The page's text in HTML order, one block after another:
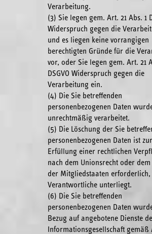
Verarbeitung.
(3) Sie legen gem. Art. 21 Abs. 1
Widerspruch gegen die
und es liegen keine vorrangigen
berechtigten Gründe für die
vor, oder Sie legen gem. Art. 21
DSGVO Widerspruch gegen die
Verarbeitung ein.
(4) Die Sie betreffenden
personenbezogenen Daten
unrechtmäßig verarbeitet.
(5) Die Löschung der Sie
personenbezogenen Daten ist zur
Erfüllung einer rechtlichen
nach dem Unionsrecht oder dem
der Mitgliedstaaten erforderlich,
Verantwortliche unterliegt.
(6) Die Sie betreffenden
personenbezogenen Daten
Bezug auf angebotene Dienste
Informationsgesellschaft gemäß